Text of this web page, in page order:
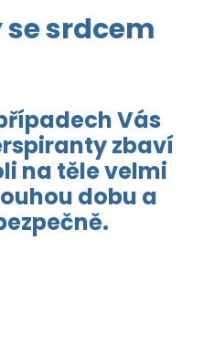
srdcem
Vás
zbaví
na těle velmi
dobu a